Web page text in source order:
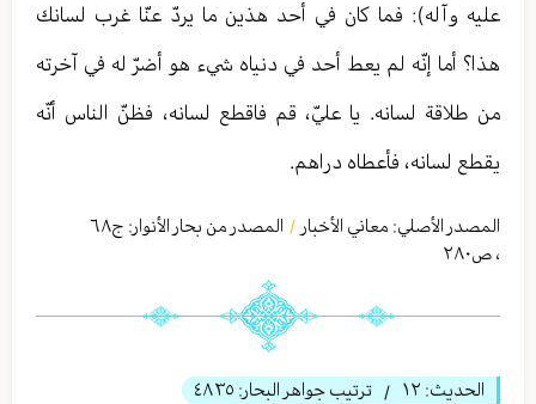
عليه وآله): فما كان في أحد هذين ما يردّ عنّا غرب لسانك
هذا؟ أما إنّه لم يعط أحد في دنياه شيء هو أضرّ له في آخرته
من طلاقة لسانه. يا عليّ، قم فاقطع لسانه، فظنّ الناس أنّه
يقطع لسانه، فأعطاه دراهم.
المصدر الأصلي: معاني الأخبار / المصدر من بحار الأنوار: ج٦٨
، ص٢٨۰
الحديث: ١٢ / ترتيب جواهر البحار: ٤٨٣٥